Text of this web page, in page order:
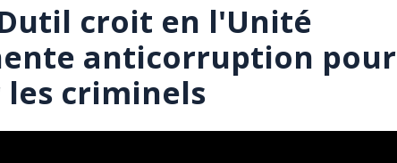
croit en l'Unité
anticorruption pour
criminels